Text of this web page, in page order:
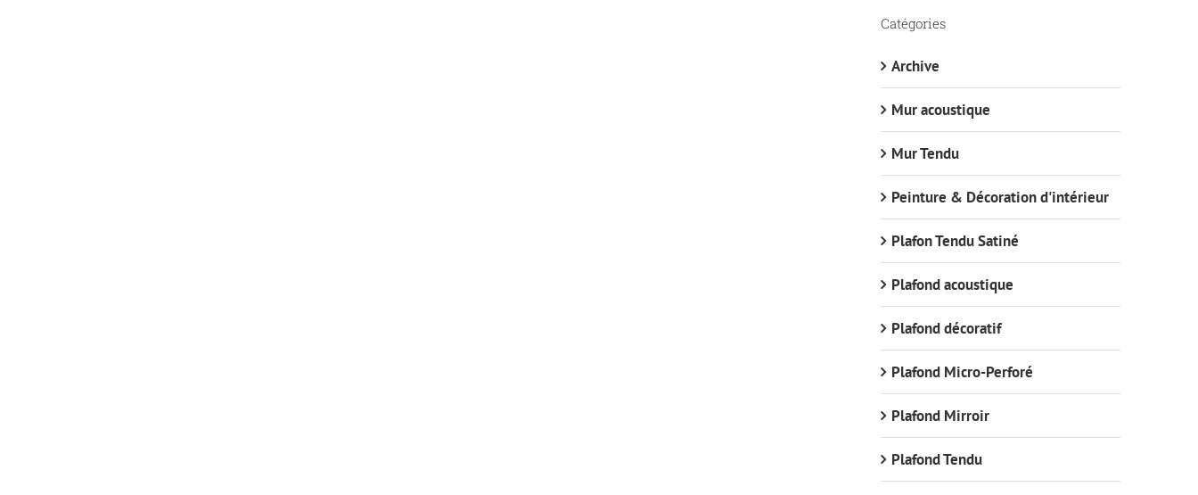
Catégories
Archive
Mur acoustique
Mur Tendu
Peinture & Décoration d'intérieur
Plafon Tendu Satiné
Plafond acoustique
Plafond décoratif
Plafond Micro-Perforé
Plafond Mirroir
Plafond Tendu